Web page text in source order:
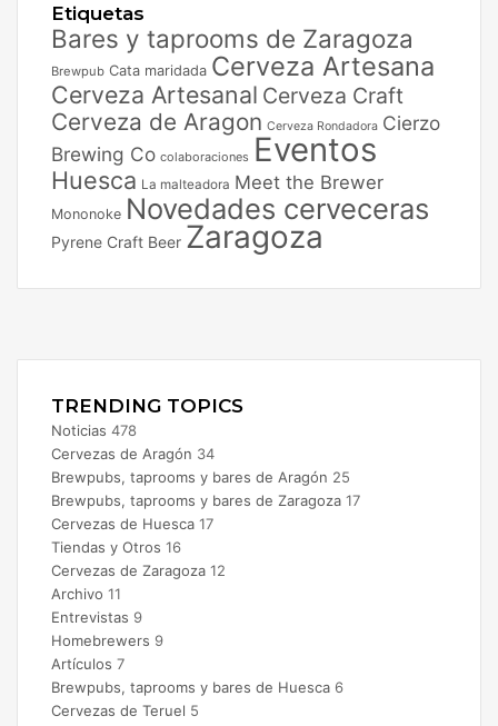
Etiquetas
Bares y taprooms de Zaragoza
Brewpub Cata maridada Cerveza Artesana
Cerveza Artesanal Cerveza Craft
Cerveza de Aragon Cerveza Rondadora Cierzo
Brewing Co colaboraciones Eventos
Huesca La malteadora Meet the Brewer
Mononoke Novedades cerveceras
Pyrene Craft Beer Zaragoza
TRENDING TOPICS
Noticias 478
Cervezas de Aragón 34
Brewpubs, taprooms y bares de Aragón 25
Brewpubs, taprooms y bares de Zaragoza 17
Cervezas de Huesca 17
Tiendas y Otros 16
Cervezas de Zaragoza 12
Archivo 11
Entrevistas 9
Homebrewers 9
Artículos 7
Brewpubs, taprooms y bares de Huesca 6
Cervezas de Teruel 5